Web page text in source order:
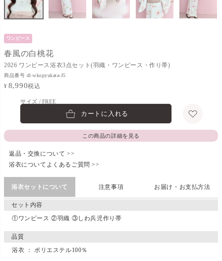
ワンピース
2026 ワンピース浴衣3点セット(羽織・ワンピース・作り帯)
春風の白桃花
商品番号 dl-wkopyukata-J5
¥ 8,990税込
FREE
カートに入れる
この商品の詳細を見る
返品・交換について >>
浴衣についてよくあるご質問 >>
浴衣セットについて 注意事項 お届け・お支払方法
セット内容
①ワンピース ②羽織 ③しわ兵児作り帯
品質
浴衣 ： ポリエステル100％